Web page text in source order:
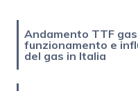
Andamento TTF
funzionamento e
del gas in Italia